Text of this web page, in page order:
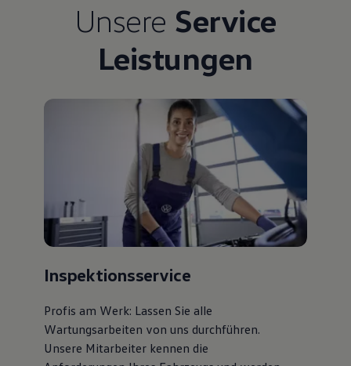
Unsere Service
Leistungen
Inspektionsservice
Profis am Werk: Lassen Sie alle
Wartungsarbeiten von uns durchführen.
Unsere Mitarbeiter kennen die